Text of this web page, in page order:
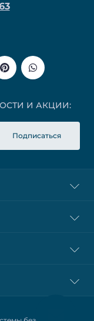
И АКЦИИ:
Подписаться